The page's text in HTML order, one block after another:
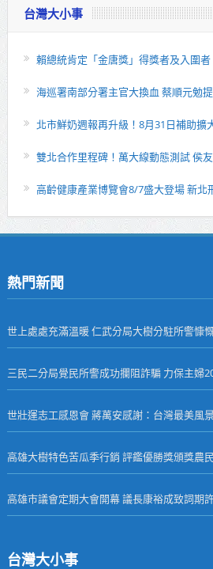
台灣大小事
賴總統肯定「金唐獎」得獎者及入圍
海巡署南部分署主官大換血 蔡順元勉
北市鮮奶週報再升級！8月31日補助擴
雙北合作里程碑！萬大線動態測試 侯
高齡健康產業博覽會8/7盛大登場 新北
熱門新聞
世上處處充滿溫暖 仁武分局大樹分駐所警慷
三民二分局覺民所警成功攔阻詐騙 力保主婦
世壯運志工感恩會 蔣萬安感謝：台灣最美風
高雄大樹特色苦瓜季行銷 評鑑優勝獎頒獎農民
高雄市議會定期大會開幕 議長康裕成致詞期
台灣大小事